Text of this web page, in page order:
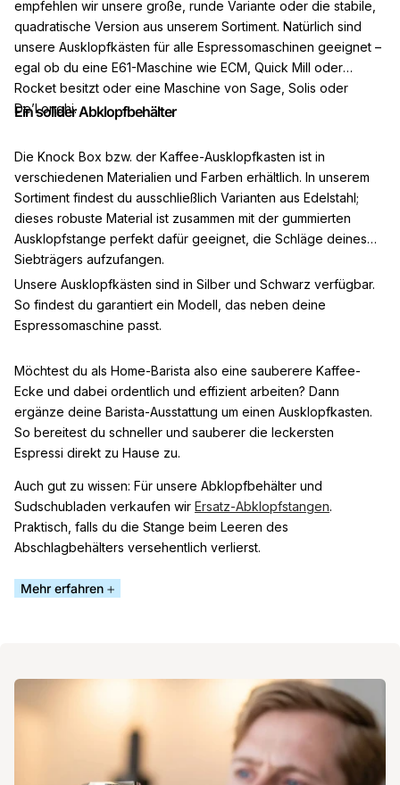
empfehlen wir unsere große, runde Variante oder die stabile,
quadratische Version aus unserem Sortiment. Natürlich sind
unsere Ausklopfkästen für alle Espressomaschinen geeignet –
egal ob du eine E61-Maschine wie ECM, Quick Mill oder
Rocket besitzt oder eine Maschine von Sage, Solis oder
De’Longhi.
Ein solider Abklopfbehälter
Die Knock Box bzw. der Kaffee-Ausklopfkasten ist in
verschiedenen Materialien und Farben erhältlich. In unserem
Sortiment findest du ausschließlich Varianten aus Edelstahl;
dieses robuste Material ist zusammen mit der gummierten
Ausklopfstange perfekt dafür geeignet, die Schläge deines
Siebträgers aufzufangen.
Unsere Ausklopfkästen sind in Silber und Schwarz verfügbar.
So findest du garantiert ein Modell, das neben deine
Espressomaschine passt.
Möchtest du als Home-Barista also eine sauberere Kaffee-
Ecke und dabei ordentlich und effizient arbeiten? Dann
ergänze deine Barista-Ausstattung um einen Ausklopfkasten.
So bereitest du schneller und sauberer die leckersten
Espressi direkt zu Hause zu.
Auch gut zu wissen: Für unsere Abklopfbehälter und
Sudschubladen verkaufen wir Ersatz-Abklopfstangen.
Praktisch, falls du die Stange beim Leeren des
Abschlagbehälters versehentlich verlierst.
Mehr erfahren